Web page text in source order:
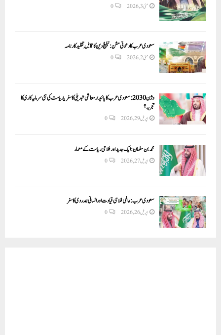
مئی 3, 2026 0
سعودی عرب کا دعوتی مشن: تبلیغ دین کا قابلِ تقلید کارنامہ
مئی 2, 2026 0
وژن 2030:سعودی عرب کا پائیدار معاشی تبدیلی کا سفر یا ریاست کی نئی سرمایہ کاری کا
تجربہ؟
اپریل 29, 2026 0
محمد بن سلمان: ایک جدید اور فلاحی ریاست کے معمار
اپریل 27, 2026 0
سعودی عرب: عالمی فلاحی قیادت اور انسانی ہمدردی کا سفر
اپریل 26, 2026 0